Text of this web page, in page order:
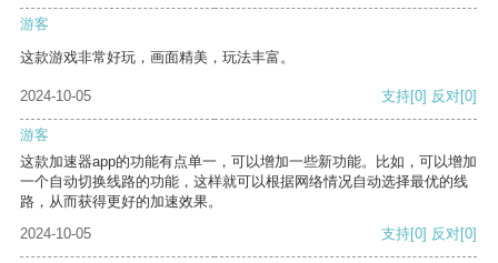
游客
这款游戏非常好玩，画面精美，玩法丰富。
2024-10-05 支持[0] 反对[0]
游客
这款加速器app的功能有点单一，可以增加一些新功能。比如，可以增加
一个自动切换线路的功能，这样就可以根据网络情况自动选择最优的线
路，从而获得更好的加速效果。
2024-10-05
支持[0] 反对[0]